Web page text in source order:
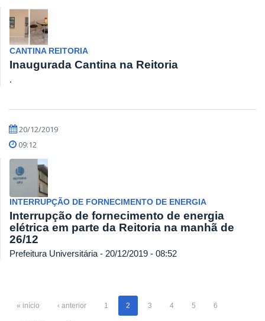
CANTINA REITORIA
Inaugurada Cantina na Reitoria
.
20/12/2019
09:12
INTERRUPÇÃO DE FORNECIMENTO DE ENERGIA
Interrupção de fornecimento de energia
elétrica em parte da Reitoria na manhã de
26/12
Prefeitura Universitária - 20/12/2019 - 08:52
« início ‹ anterior 1 2 3 4 5 6